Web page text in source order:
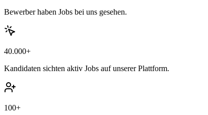
Bewerber haben Jobs bei uns gesehen.
40.000+
Kandidaten sichten aktiv Jobs auf unserer Plattform.
100+